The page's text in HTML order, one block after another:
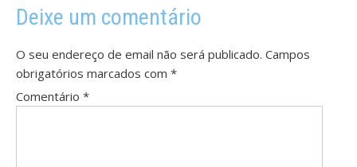
Deixe um comentário
O seu endereço de email não será publicado. Campos
obrigatórios marcados com *
Comentário *